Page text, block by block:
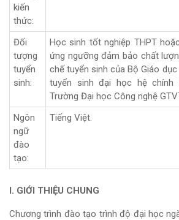
kiến
thức:
Đối
tượng
tuyển
sinh:
Học sinh tốt nghiệp THPT
ứng ngưỡng đảm bảo chất
chế tuyển sinh của Bộ Giáo
tuyển sinh đại học hệ chính
Trường Đại học Công nghệ
Ngôn
ngữ
đào
tạo:
Tiếng Việt.
I. GIỚI THIỆU CHUNG
Chương trình đào tạo trình độ đại học